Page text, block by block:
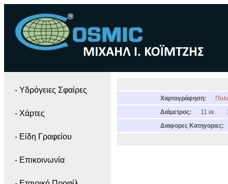
- Yδρόγειες Σφαίρες
- Χάρτες
- Είδη Γραφείου
- Επικοινωνία
Χαρτογράφηση:
Διάμετρος:
11 εκ.
Διαφορες Κατηγοριες: